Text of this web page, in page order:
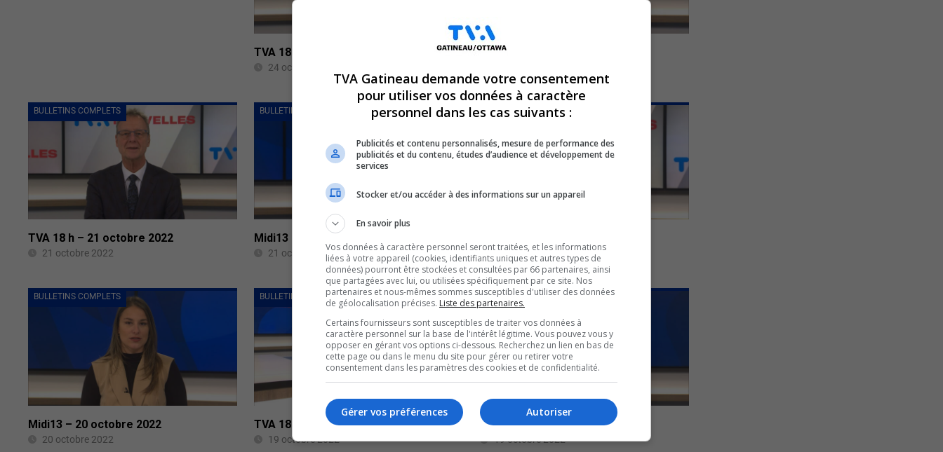
TVA 18 h – 24 octobre 2022
24 octobre 2022
Midi13 – 24 octobre 2022
BULLETINS COMPLETS
TVA 18 h – 21 octobre 2022
21 octobre 2022
BULLETINS COMPLETS
Midi13 – 21 octobre 2022
21 octobre 2022
BULLETINS COMPLETS
21 octobre 2022
BULLETINS COMPLETS
Midi13 – 20 octobre 2022
20 octobre 2022
BULLETINS COMPLETS
TVA 18 h – 19 octobre 2022
19 octobre 2022
BULLETINS COMPLETS
Midi13 – 19 octobre 2022
19 octobre 2022
TVA Gatineau demande votre consentement
pour utiliser vos données à caractère
personnel dans les cas suivants :
Publicités et contenu personnalisés, mesure de performance des
publicités et du contenu, études d’audience et développement de
services
Stocker et/ou accéder à des informations sur un appareil
En savoir plus
Vos données à caractère personnel seront traitées, et les informations
liées à votre appareil (cookies, identifiants uniques et autres types de
données) pourront être stockées et consultées par 66 partenaires, ainsi
que partagées avec lui, ou utilisées spécifiquement par ce site. Nos
partenaires et nous-mêmes sommes susceptibles d'utiliser des données
de géolocalisation précises. Liste des partenaires.
Certains fournisseurs sont susceptibles de traiter vos données à
caractère personnel sur la base de l'intérêt légitime. Vous pouvez vous y
opposer en gérant vos options ci-dessous. Recherchez un lien en bas de
cette page ou dans le menu du site pour gérer ou retirer votre
consentement dans les paramètres des cookies et de confidentialité.
Autoriser
Gérer vos préférences